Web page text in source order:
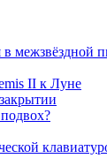
в межзвёздной
II к Луне